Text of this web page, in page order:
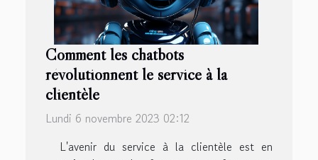
Comment les chatbots
révolutionnent le service à la
clientèle
Lundi 6 novembre 2023 02:12
L'avenir du service à la clientèle est en